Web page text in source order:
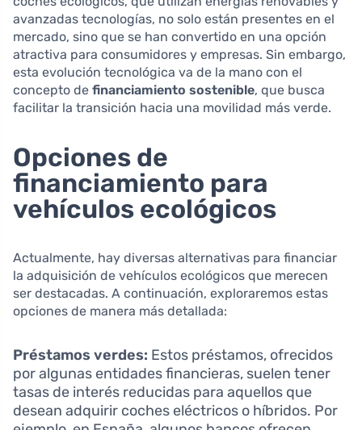
avanzadas tecnologías, no solo están presentes en el
mercado, sino que se han convertido en una opción
atractiva para consumidores y empresas. Sin embargo,
esta evolución tecnológica va de la mano con el
concepto de financiamiento sostenible, que busca
facilitar la transición hacia una movilidad más verde.
Opciones de
financiamiento para
vehículos ecológicos
Actualmente, hay diversas alternativas para financiar
la adquisición de vehículos ecológicos que merecen
ser destacadas. A continuación, exploraremos estas
opciones de manera más detallada:
Préstamos verdes: Estos préstamos, ofrecidos
por algunas entidades financieras, suelen tener
tasas de interés reducidas para aquellos que
desean adquirir coches eléctricos o híbridos. Por